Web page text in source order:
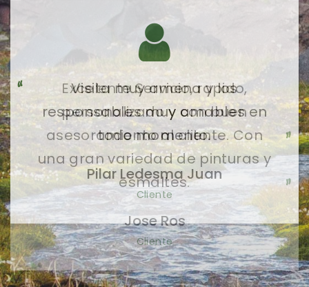
Visita muy amena y los
responsables muy amables en
todo momento.
Pilar Ledesma Juan
Cliente